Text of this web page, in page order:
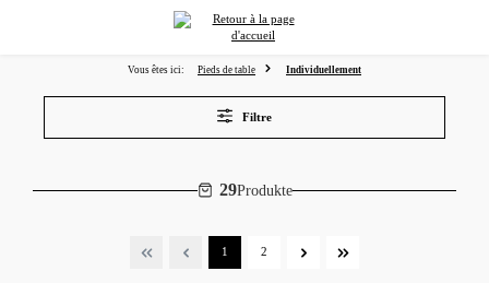
Vous êtes ici: Pieds de table Individuellement
Filtre
29Produkte
Page
1 Page
2